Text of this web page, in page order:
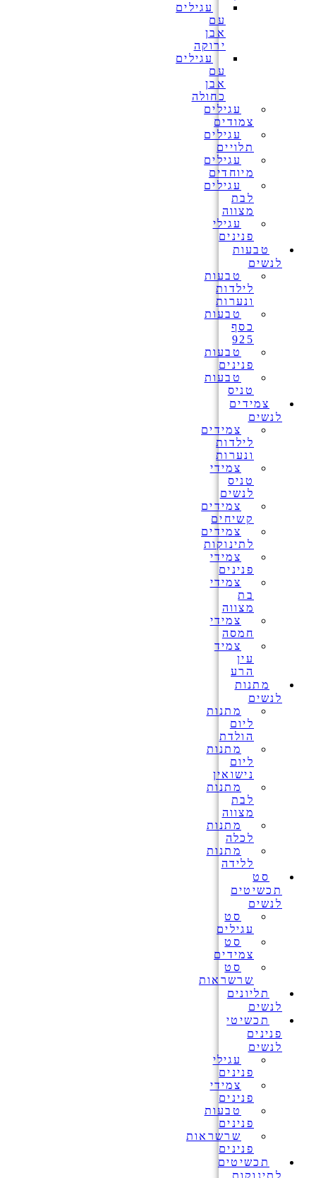
עגילים
עם
אבן
ירוקה
עגילים
עם
אבן
כחולה
עגילים
צמודים
עגילים
תלויים
עגילים
מיוחדים
עגילים
לבת
מצווה
עגילי
פנינים
טבעות
לנשים
טבעות
לילדות
ונערות
טבעות
כסף
925
טבעות
פנינים
טבעות
טניס
צמידים
לנשים
צמידים
לילדות
ונערות
צמידי
טניס
לנשים
צמידים
קשיחים
צמידים
לתינוקות
צמידי
פנינים
צמידי
בת
מצווה
צמידי
חמסה
צמיד
עין
הרע
מתנות
לנשים
מתנות
ליום
הולדת
מתנות
ליום
נישואין
מתנות
לבת
מצווה
מתנות
לכלה
מתנות
ללידה
סט
תכשיטים
לנשים
סט
עגילים
סט
צמידים
סט
שרשראות
תליונים
לנשים
תכשיטי
פנינים
לנשים
עגילי
פנינים
צמידי
פנינים
טבעות
פנינים
שרשראות
פנינים
תכשיטים
לתינוקות